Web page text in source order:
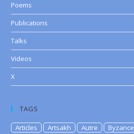
Poems
Publications
Talks
Videos
X
TAGS
Articles Artsakh Autre Byzance